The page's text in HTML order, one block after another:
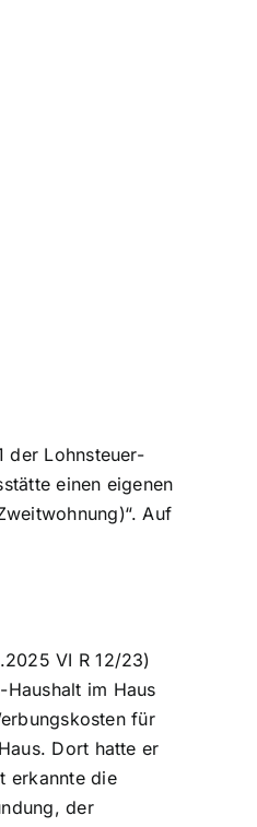
der Lohnsteuer-
einen eigenen
Auf
VI R 12/23)
im Haus
für
Dort hatte er
erkannte die
der